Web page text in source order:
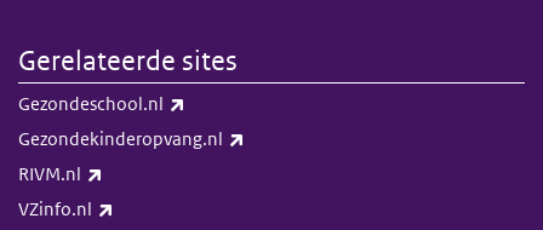
Gerelateerde sites
Gezondeschool.nl
Gezondekinderopvang.nl
RIVM.nl
VZinfo.nl